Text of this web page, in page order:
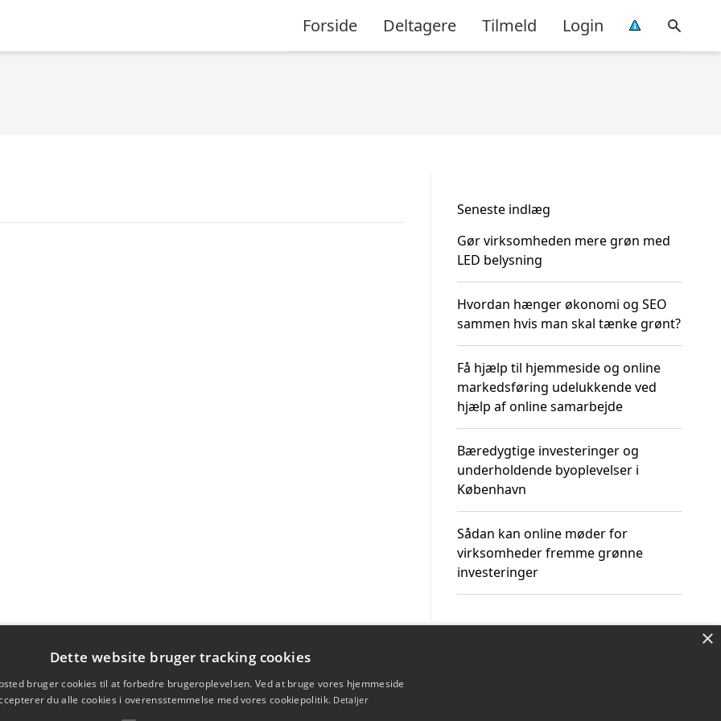
Forside Deltagere Tilmeld Login
Seneste indlæg
Gør virksomheden mere grøn med
LED belysning
Hvordan hænger økonomi og SEO
sammen hvis man skal tænke grønt?
Få hjælp til hjemmeside og online
markedsføring udelukkende ved
hjælp af online samarbejde
Bæredygtige investeringer og
underholdende byoplevelser i
København
Sådan kan online møder for
virksomheder fremme grønne
investeringer
×
Dette website bruger tracking cookies
bruger cookies til at forbedre brugeroplevelsen. Ved at bruge vores hjemmeside
du alle cookies i overensstemmelse med vores cookiepolitik. Detaljer